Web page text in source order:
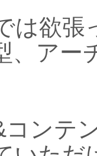
は欲張
、アー
コンテ